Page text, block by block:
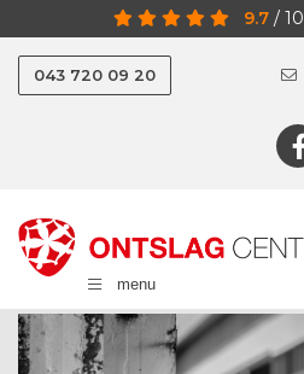
9.7/ 10
043 720 09 20
menu